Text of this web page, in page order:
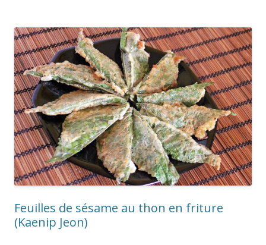
Feuilles de sésame au thon en friture
(Kaenip Jeon)